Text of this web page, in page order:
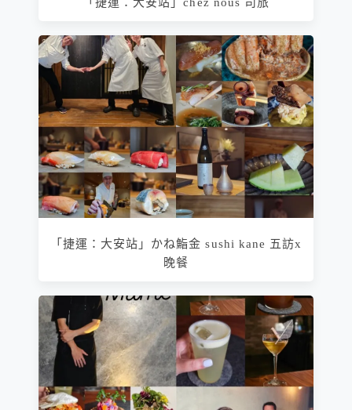
「捷運：大安站」chez nous 司旅
「捷運：大安站」かね鮨金 sushi kane 五訪x
晚餐